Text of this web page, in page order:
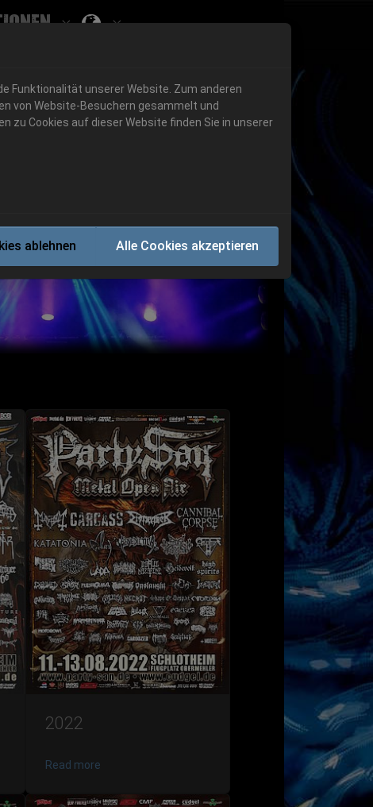
Submenu for "Informationen"
2022
Read more
Funktionalität unserer Website. Zum anderen
von Website-Besuchern gesammelt und
zu Cookies auf dieser Website finden Sie in unserer
ablehnen Alle Cookies akzeptieren